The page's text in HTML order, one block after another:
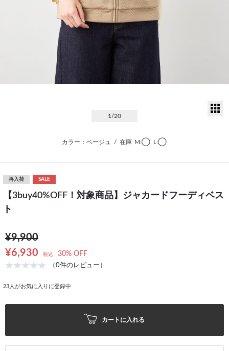
1 /20
カラー：ベージュ / 在庫 M:◯ L:◯
再入荷 SALE
【3buy40%OFF！対象商品】ジャカードフーディベス
ト
¥9,900
¥6,930
税込 30% OFF
（0件のレビュー）
23 人がお気に入りに登録中
カートに入れる